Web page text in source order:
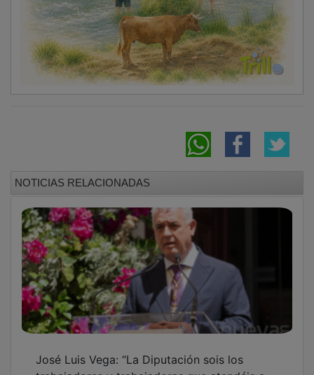
José Luis Vega: “La Diputación sois los
trabajadores y trabajadoras que atendéis a
nuestros pueblos”
ALMA-Meco, el freno judicial que reabre el
debate sobre el futuro del Corredor del
Henares